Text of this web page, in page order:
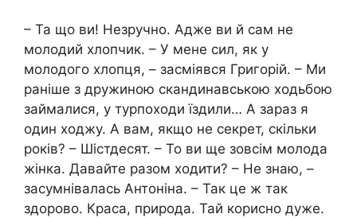
– Та що ви! Незручно. Адже ви й сам не
молодий хлопчик. – У мене сил, як у
молодого хлопця, – засміявся Григорій. – Ми
раніше з дружиною скандинавською ходьбою
займалися, у турпоходи їздили… А зараз я
один ходжу. А вам, якщо не секрет, скільки
років? – Шістдесят. – То ви ще зовсім молода
жінка. Давайте разом ходити? – Не знаю, –
засумнівалась Антоніна. – Так це ж так
здорово. Краса, природа. Тай корисно дуже.